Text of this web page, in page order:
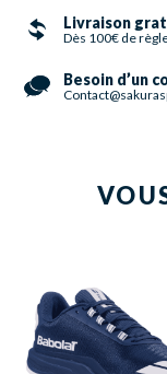
Livraison
Dès 100€ de
Besoin d’un